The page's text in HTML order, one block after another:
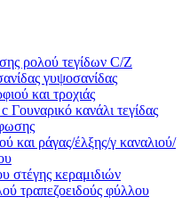
ρολού τεγίδων C/Z
γυψοσανίδας
και τροχιάς
Γουναρικό κανάλι τεγίδας
και ράγας/έλξης/γ καναλιού/
στέγης κεραμιδιών
τραπεζοειδούς φύλλου